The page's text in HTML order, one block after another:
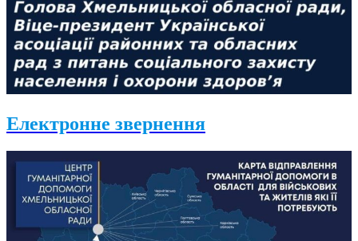
Електронне звернення